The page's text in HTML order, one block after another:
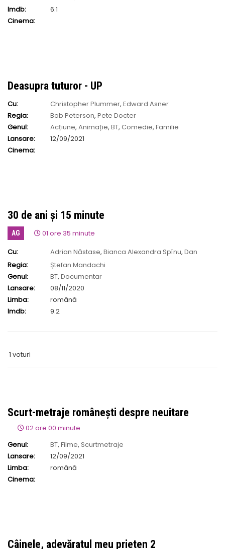
Imdb:
6.1
Cinema:
Deasupra tuturor - UP
Cu: Christopher Plummer, Edward Asner
Regia:
Bob Peterson, Pete Docter
Genul:
Acțiune, Animație, BT, Comedie, Familie
Lansare:
12/09/2021
Cinema:
30 de ani și 15 minute
AG
01 ore 35 minute
Cu:
Adrian Năstase, Bianca Alexandra Spînu, Dan
Barna, familia Dura, Lucian Mândruță
Chirica
Moise Guran Petre Roman
Mandachi
Regia:
Ștefan Mandachi
Genul:
BT, Documentar
Lansare:
08/11/2020
Limba:
română
Imdb:
9.2
1 voturi
Scurt-metraje românești despre neuitare
02 ore 00 minute
Genul:
BT, Filme, Scurtmetraje
Lansare:
12/09/2021
Limba:
română
Cinema:
Câinele, adevăratul meu prieten 2